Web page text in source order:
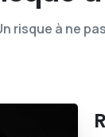
risque à ne